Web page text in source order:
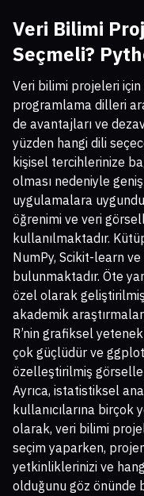
Veri Bilimi
Seçmeli?
Veri bilimi projeleri
programlama dilleri
de avantajları ve
yüzden hangi dili
kişisel tercihlerinize
olması nedeniyle
uygulamalara
öğrenimi ve veri
kullanılmaktadır.
NumPy, Scikit-learn
bulunmaktadır. Öte
özel olarak
akademik
R’nin grafiksel
çok güçlüdür ve
özelleştirilmiş
Ayrıca, istatistiksel
kullanıcılarına
olarak, veri bilimi
seçim yaparken,
yetkinliklerinizi ve
olduğunu göz önünde